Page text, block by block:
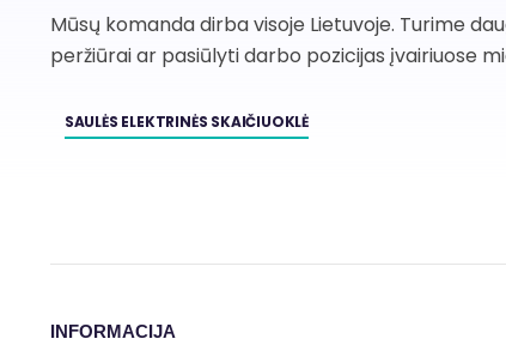
Mūsų komanda dirba visoje Lietuvoje. Turime
peržiūrai ar pasiūlyti darbo pozicijas įvairiuose
SAULĖS ELEKTRINĖS SKAIČIUOKLĖ
INFORMACIJA